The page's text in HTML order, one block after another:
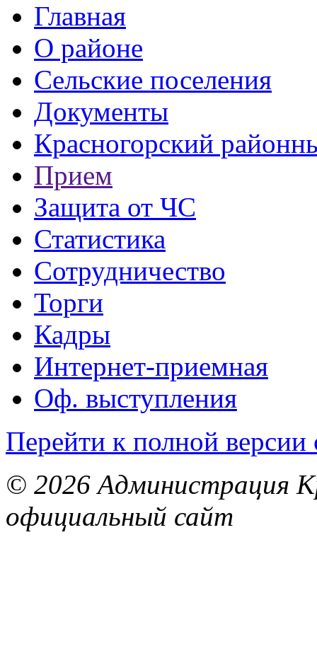
Главная
О районе
Сельские поселения
Документы
Красногорский
Прием
Защита от ЧС
Статистика
Сотрудничество
Торги
Кадры
Интернет-приемная
Оф. выступления
Перейти к полной версии
© 2026 Администрация
официальный сайт